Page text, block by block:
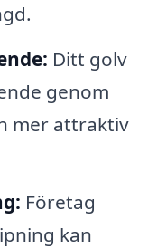
Ditt golv
genom
mer attraktiv
Företag
kan